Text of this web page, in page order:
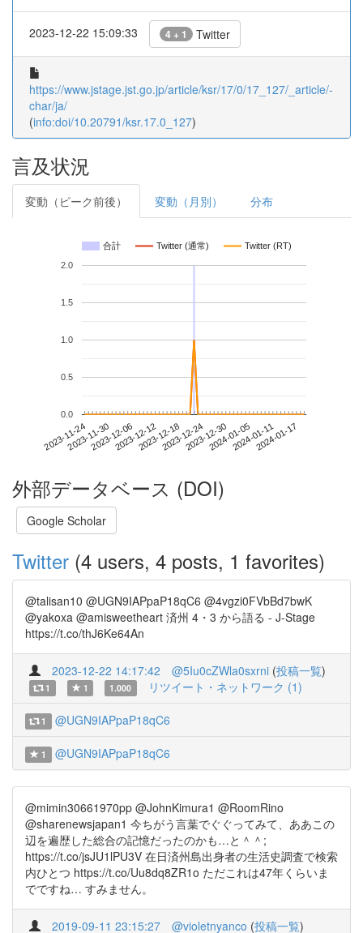
2023-12-22 15:09:33 4 + 1 Twitter
https://www.jstage.jst.go.jp/article/ksr/17/0/17_127/_article/-
char/ja/
(info:doi/10.20791/ksr.17.0_127)
言及状況
変動（ピーク前後） 変動（月別） 分布
合計 Twitter (通常) Twitter (RT)
2023-11-242023-11-302023-12-062023-12-122023-12-182023-12-242023-12-302024-01-052024-01-112024-01-17
0.0
0.5
1.0
1.5
2.0
外部データベース (DOI)
Google Scholar
Twitter (4 users, 4 posts, 1 favorites)
@talisan10 @UGN9IAPpaP18qC6 @4vgzi0FVbBd7bwK
@yakoxa @amisweetheart 済州 4・3 から語る - J-Stage
https://t.co/thJ6Ke64An
2023-12-22 14:17:42 @5Iu0cZWla0sxrni (投稿一覧)
1 1 1.000 リツイート・ネットワーク (1)
1 @UGN9IAPpaP18qC6
1 @UGN9IAPpaP18qC6
@mimin30661970pp @JohnKimura1 @RoomRino
@sharenewsjapan1 今ちがう言葉でぐぐってみて、ああこの
辺を遍歴した総合の記憶だったのかも…と＾＾;
https://t.co/jsJU1lPU3V 在日済州島出身者の生活史調査で検索
内ひとつ https://t.co/Uu8dq8ZR1o ただこれは47年くらいま
でですね… すみません。
2019-09-11 23:15:27 @violetnyanco (投稿一覧)